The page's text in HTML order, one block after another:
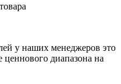
у наших менеджеров это
ценнового диапазона на